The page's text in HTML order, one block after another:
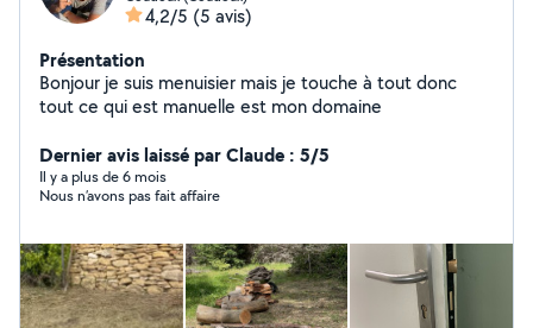
4,2/5 (5 avis)
Présentation
Bonjour je suis menuisier mais je touche à tout donc
tout ce qui est manuelle est mon domaine
Dernier avis laissé par Claude : 5/5
Il y a plus de 6 mois
Nous n’avons pas fait affaire